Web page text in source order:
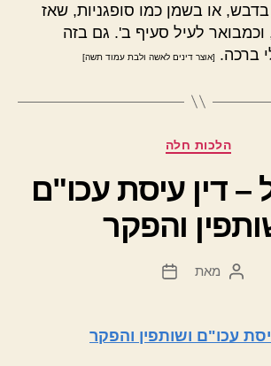
או בשמן כמו סופגניות, שאז
לעיל סעיף ב'. גם בזה
ברכה.
[אוצר דינים לאשה ולבת עמוד תשה]
קטגוריות
הלכות חלה
– דין עיסת עכו"ם
והפקר
המחבר
מאת
תאריך
עכו"ם ושותפין והפקר